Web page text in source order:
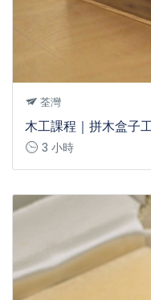
荃灣
木工課程｜拼木盒子
3 小時